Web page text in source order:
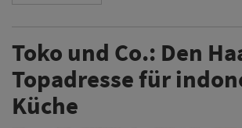
Toko und Co.: Den
Topadresse für
Küche